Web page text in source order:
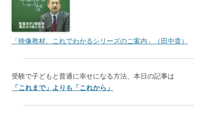
「映像教材、これでわかるシリーズのご案内」（田中貴）
受験で子どもと普通に幸せになる方法、本日の記事は
「これまで」よりも「これから」